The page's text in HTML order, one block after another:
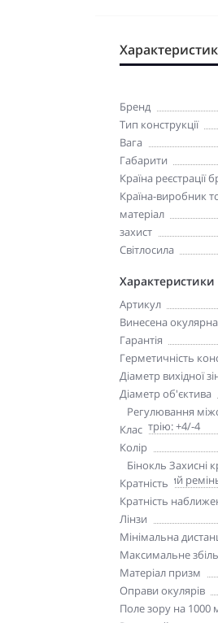
Бренд
Тип конструкції
Вага
Габарити
Країна реєстрації
Країна-виробник
матеріал
захист
Світлосила
Характеристики
Артикул
Винесена
Гарантія
Герметичність
Діаметр вихідної
Діаметр об'єктива
Додаткові
Регулювання
діоптрію: +4/-4
Клас
Колір
Комплект поставки
Бінокль Захисні
Нашийний
Кратність
Кратність
Лінзи
Мінімальна
Максимальне
Матеріал призм
Оправи окулярів
Поле зору на 1000